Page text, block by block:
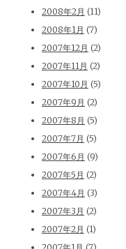
2008年2月 (11)
2008年1月 (7)
2007年12月 (2)
2007年11月 (2)
2007年10月 (5)
2007年9月 (2)
2007年8月 (5)
2007年7月 (5)
2007年6月 (9)
2007年5月 (2)
2007年4月 (3)
2007年3月 (2)
2007年2月 (1)